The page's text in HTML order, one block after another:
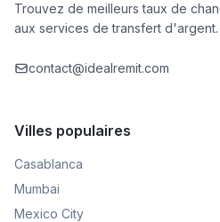
Trouvez de meilleurs taux de
aux services de transfert d'argent.
contact@idealremit.com
Villes populaires
Casablanca
Mumbai
Mexico City